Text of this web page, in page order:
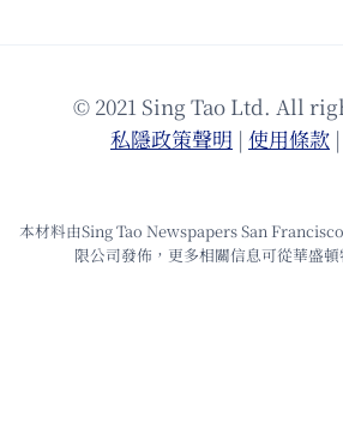
© 2021 Sing Tao Ltd. All
私隱政策聲明 | 使⽤條款 |
本材料由Sing Tao Newspapers San
限公司發佈，更多相關信息可從華盛頓